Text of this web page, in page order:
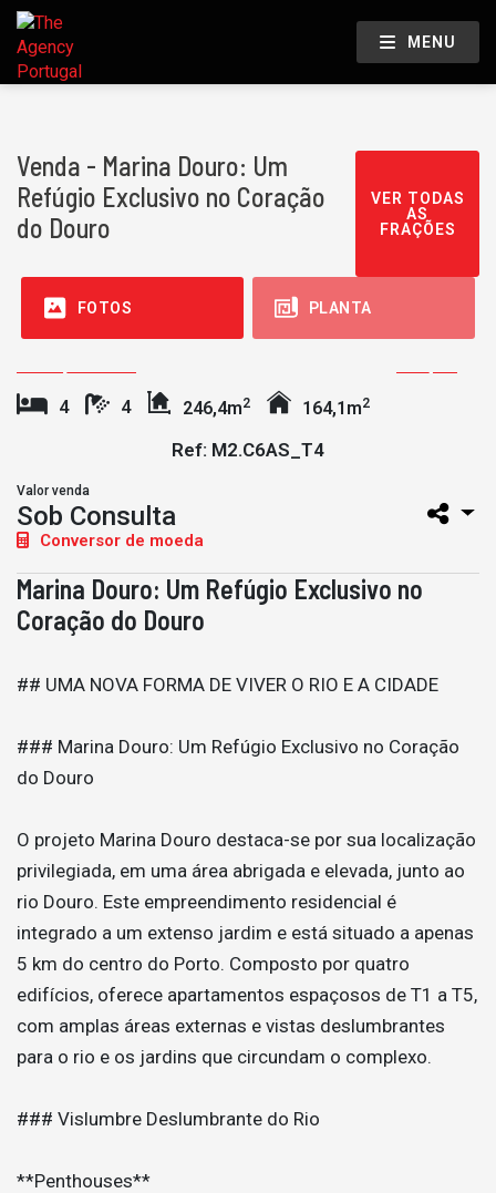
MENU
Venda - Marina Douro: Um
Refúgio Exclusivo no Coração
do Douro
VER TODAS
AS
FRAÇÕES
FOTOS PLANTA
Reservada
4 4 246,4m2 164,1m2
Ref: M2.C6AS_T4
Valor venda
Sob Consulta
Conversor de moeda
Marina Douro: Um Refúgio Exclusivo no
Coração do Douro
## UMA NOVA FORMA DE VIVER O RIO E A CIDADE
### Marina Douro: Um Refúgio Exclusivo no Coração
do Douro
O projeto Marina Douro destaca-se por sua localização
privilegiada, em uma área abrigada e elevada, junto ao
rio Douro. Este empreendimento residencial é
integrado a um extenso jardim e está situado a apenas
5 km do centro do Porto. Composto por quatro
edifícios, oferece apartamentos espaçosos de T1 a T5,
com amplas áreas externas e vistas deslumbrantes
para o rio e os jardins que circundam o complexo.
### Vislumbre Deslumbrante do Rio
**Penthouses**